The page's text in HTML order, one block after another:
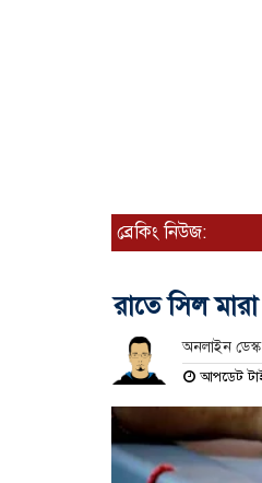
ব্রেকিং নিউজ:
রাতে সিল
অনলাইন ডেস্ক
আপডেট